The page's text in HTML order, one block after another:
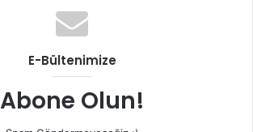
E-Bültenimize
Abone Olun!